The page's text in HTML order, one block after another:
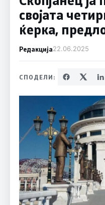
својата
ќерка,
Редакција22.06.2025
СПОДЕЛИ: